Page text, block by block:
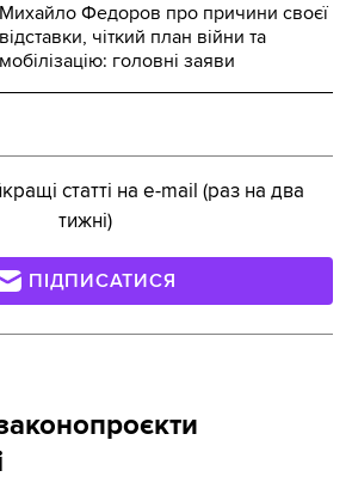
Михайло Федоров про причини своєї
відставки, чіткий план війни та
мобілізацію: головні заяви
статті на e-mail (раз на два
тижні)
ПІДПИСАТИСЯ